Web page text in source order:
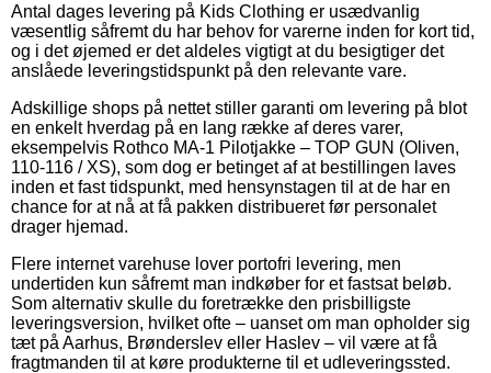
Antal dages levering på Kids Clothing er usædvanlig
væsentlig såfremt du har behov for varerne inden for kort tid,
og i det øjemed er det aldeles vigtigt at du besigtiger det
anslåede leveringstidspunkt på den relevante vare.
Adskillige shops på nettet stiller garanti om levering på blot
en enkelt hverdag på en lang række af deres varer,
eksempelvis Rothco MA-1 Pilotjakke – TOP GUN (Oliven,
110-116 / XS), som dog er betinget af at bestillingen laves
inden et fast tidspunkt, med hensynstagen til at de har en
chance for at nå at få pakken distribueret før personalet
drager hjemad.
Flere internet varehuse lover portofri levering, men
undertiden kun såfremt man indkøber for et fastsat beløb.
Som alternativ skulle du foretrække den prisbilligste
leveringsversion, hvilket ofte – uanset om man opholder sig
tæt på Aarhus, Brønderslev eller Haslev – vil være at få
fragtmanden til at køre produkterne til et udleveringssted.